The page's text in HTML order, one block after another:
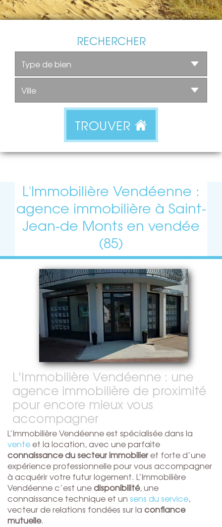
RECHERCHER
TROUVER
L'Immobilière Vendéenne :
agence immobilière à Saint-
Jean-de Monts en vendée
(85)
L'Immobilière Vendéenne : une
agence immobilière de proximité
pour encore mieux vous
accompagner
L’Immobilière Vendéenne est spécialisée dans la
venteet la location, avec une parfaite
connaissance du secteur immobilieret forte d’une
expérience professionnelle pour vous accompagner
à acquérir votre futur logement. L’Immobilière
Vendéenne c’est unedisponibilité, une
connaissance technique et un sens du service,
vecteur de relations fondées sur la confiance
mutuelle.